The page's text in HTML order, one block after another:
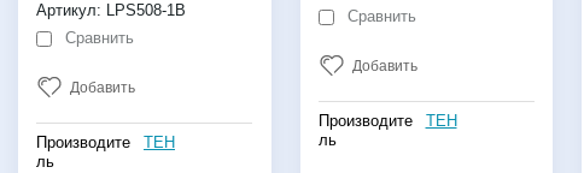
Артикул: LPS508-1B
Сравнить
Добавить
Производите
ль
TEH
Сравнить
Добавить
Производите
ль
TEH